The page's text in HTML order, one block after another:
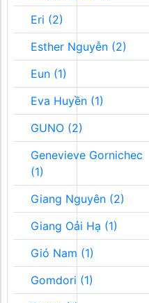
Eri (2)
Esther Nguyễn (2)
Eun (1)
Eva Huyền (1)
GUNO (2)
Genevieve Gornichec
(1)
Giang Nguyên (2)
Giang Oải Hạ (1)
Gió Nam (1)
Gomdori (1)